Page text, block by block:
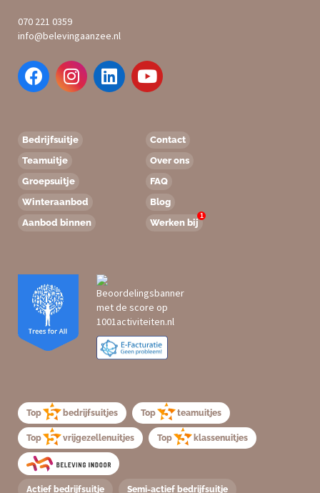
070 221 0359
info@belevingaanzee.nl
Bedrijfsuitje
Teamuitje
Groepsuitje
Winteraanbod
Aanbod binnen
Contact
Over ons
FAQ
Blog
Werken bij
1
Top bedrijfsuitjes Top teamuitjes
Top vrijgezellenuitjes Top klassenuitjes
Actief bedrijfsuitje Semi-actief bedrijfsuitje